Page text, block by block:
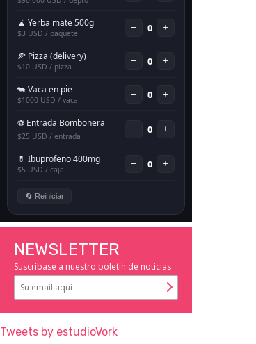
NEWSLETTER
Suscríbase a nuestro boletín de noticias
Tweets by estudioVork